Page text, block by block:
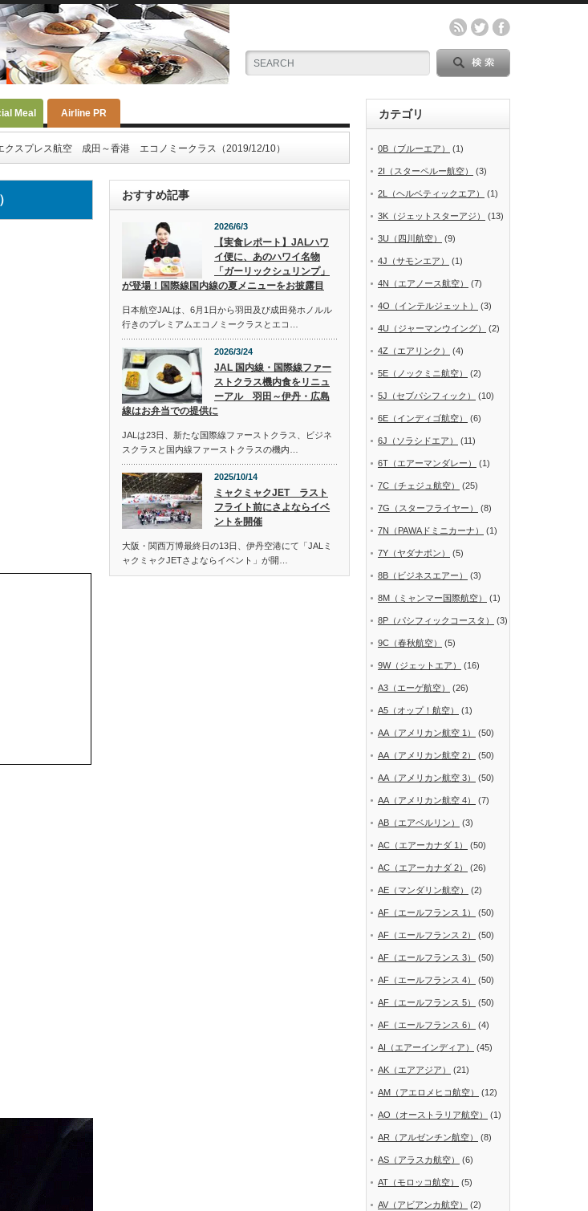
Meal Airline PR
クスプレス航空 成田～香港 エコノミークラス（2019/12/10）
おすすめ記事
2026/6/3
【実食レポート】JALハワ
イ便に、あのハワイ名物
「ガーリックシュリンプ」
が登場！国際線国内線の夏メニューをお披露目
日本航空JALは、6月1日から羽田及び成田発ホノルル
行きのプレミアムエコノミークラスとエコ…
2026/3/24
JAL 国内線・国際線ファー
ストクラス機内食をリニュ
ーアル 羽田～伊丹・広島
線はお弁当での提供に
JALは23日、新たな国際線ファーストクラス、ビジネ
スクラスと国内線ファーストクラスの機内…
2025/10/14
ミャクミャクJET ラスト
フライト前にさよならイベ
ントを開催
大阪・関西万博最終日の13日、伊丹空港にて「JALミ
ャクミャクJETさよならイベント」が開…
カテゴリ
0B（ブルーエア） (1)
2I（スターペルー航空） (3)
2L（ヘルベティックエア） (1)
3K（ジェットスターアジ） (13)
3U（四川航空） (9)
4J（サモンエア） (1)
4N（エアノース航空） (7)
4O（インテルジェット） (3)
4U（ジャーマンウイング） (2)
4Z（エアリンク） (4)
5E（ノックミニ航空） (2)
5J（セブパシフィック） (10)
6E（インディゴ航空） (6)
6J（ソラシドエア） (11)
6T（エアーマンダレー） (1)
7C（チェジュ航空） (25)
7G（スターフライヤー） (8)
7N（PAWAドミニカーナ） (1)
7Y（ヤダナポン） (5)
8B（ビジネスエアー） (3)
8M（ミャンマー国際航空） (1)
8P（パシフィックコースタ） (3)
9C（春秋航空） (5)
9W（ジェットエア） (16)
A3（エーゲ航空） (26)
A5（オップ！航空） (1)
AA（アメリカン航空 1） (50)
AA（アメリカン航空 2） (50)
AA（アメリカン航空 3） (50)
AA（アメリカン航空 4） (7)
AB（エアベルリン） (3)
AC（エアーカナダ 1） (50)
AC（エアーカナダ 2） (26)
AE（マンダリン航空） (2)
AF（エールフランス 1） (50)
AF（エールフランス 2） (50)
AF（エールフランス 3） (50)
AF（エールフランス 4） (50)
AF（エールフランス 5） (50)
AF（エールフランス 6） (4)
AI（エアーインディア） (45)
AK（エアアジア） (21)
AM（アエロメヒコ航空） (12)
AO（オーストラリア航空） (1)
AR（アルゼンチン航空） (8)
AS（アラスカ航空） (6)
AT（モロッコ航空） (5)
AV（アビアンカ航空） (2)